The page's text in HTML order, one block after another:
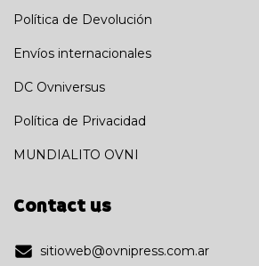
Política de Devolución
Envíos internacionales
DC Ovniversus
Política de Privacidad
MUNDIALITO OVNI
Contact us
sitioweb@ovnipress.com.ar